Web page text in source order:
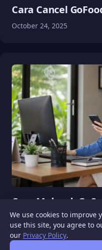
Cara Cancel
October 24, 2025
Cara Melacak
August 10, 2026
We use cookies to improve
use this site, you agree to
our Privacy Policy.